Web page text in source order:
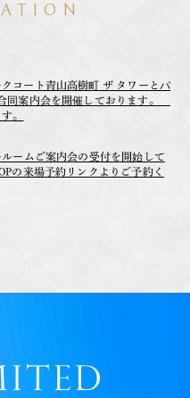
コート青山高樹町 ザ タワーとパ
同案内会を開催しております。
。
ームご案内会の受付を開始して
の来場予約リンクよりご予約く